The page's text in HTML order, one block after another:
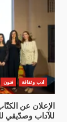
ادب وثقافة فنون
الإعلان عن
للآداب وصدّيقي